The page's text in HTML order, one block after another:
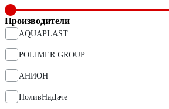
Производители
AQUAPLAST
POLIMER GROUP
АНИОН
ПоливНаДаче